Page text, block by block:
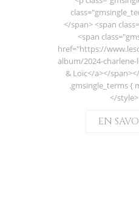
</span> <span
<span
href="https://
album/2024-charlene-
& Loïc</a></
.gmsingle_terms {
</
EN